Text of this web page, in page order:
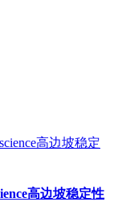
高边坡稳定性